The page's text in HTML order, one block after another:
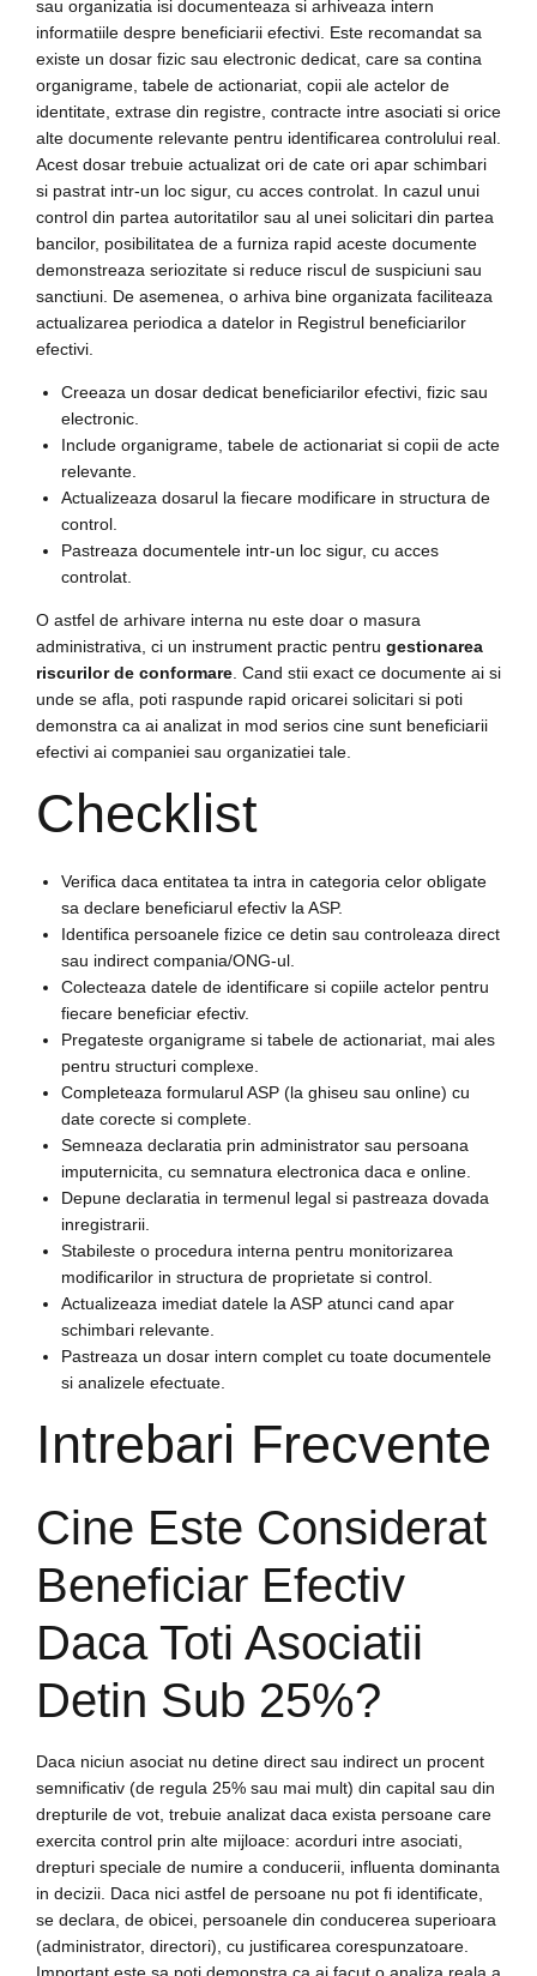
sau organizatia isi documenteaza si arhiveaza intern
informatiile despre beneficiarii efectivi. Este recomandat sa
existe un dosar fizic sau electronic dedicat, care sa contina
organigrame, tabele de actionariat, copii ale actelor de
identitate, extrase din registre, contracte intre asociati si orice
alte documente relevante pentru identificarea controlului real.
Acest dosar trebuie actualizat ori de cate ori apar schimbari
si pastrat intr-un loc sigur, cu acces controlat. In cazul unui
control din partea autoritatilor sau al unei solicitari din partea
bancilor, posibilitatea de a furniza rapid aceste documente
demonstreaza seriozitate si reduce riscul de suspiciuni sau
sanctiuni. De asemenea, o arhiva bine organizata faciliteaza
actualizarea periodica a datelor in Registrul beneficiarilor
efectivi.
Creeaza un dosar dedicat beneficiarilor efectivi, fizic sau
electronic.
Include organigrame, tabele de actionariat si copii de acte
relevante.
Actualizeaza dosarul la fiecare modificare in structura de
control.
Pastreaza documentele intr-un loc sigur, cu acces
controlat.
O astfel de arhivare interna nu este doar o masura
administrativa, ci un instrument practic pentru gestionarea
riscurilor de conformare. Cand stii exact ce documente ai si
unde se afla, poti raspunde rapid oricarei solicitari si poti
demonstra ca ai analizat in mod serios cine sunt beneficiarii
efectivi ai companiei sau organizatiei tale.
Checklist
Verifica daca entitatea ta intra in categoria celor obligate
sa declare beneficiarul efectiv la ASP.
Identifica persoanele fizice ce detin sau controleaza direct
sau indirect compania/ONG-ul.
Colecteaza datele de identificare si copiile actelor pentru
fiecare beneficiar efectiv.
Pregateste organigrame si tabele de actionariat, mai ales
pentru structuri complexe.
Completeaza formularul ASP (la ghiseu sau online) cu
date corecte si complete.
Semneaza declaratia prin administrator sau persoana
imputernicita, cu semnatura electronica daca e online.
Depune declaratia in termenul legal si pastreaza dovada
inregistrarii.
Stabileste o procedura interna pentru monitorizarea
modificarilor in structura de proprietate si control.
Actualizeaza imediat datele la ASP atunci cand apar
schimbari relevante.
Pastreaza un dosar intern complet cu toate documentele
si analizele efectuate.
Intrebari Frecvente
Cine Este Considerat
Beneficiar Efectiv
Daca Toti Asociatii
Detin Sub 25%?
Daca niciun asociat nu detine direct sau indirect un procent
semnificativ (de regula 25% sau mai mult) din capital sau din
drepturile de vot, trebuie analizat daca exista persoane care
exercita control prin alte mijloace: acorduri intre asociati,
drepturi speciale de numire a conducerii, influenta dominanta
in decizii. Daca nici astfel de persoane nu pot fi identificate,
se declara, de obicei, persoanele din conducerea superioara
(administrator, directori), cu justificarea corespunzatoare.